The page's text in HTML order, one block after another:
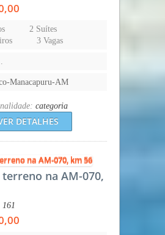
2 Suítes
3 Vagas
Manacapuru-AM
categoria
DETALHES
terreno na AM-070,